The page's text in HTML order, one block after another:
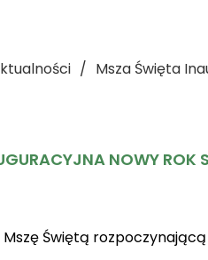
Msza Święta
NOWY
Świętą rozpoczynającą